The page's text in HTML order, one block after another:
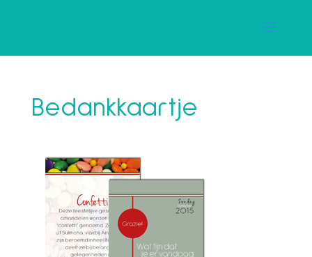
Bedankkaartje